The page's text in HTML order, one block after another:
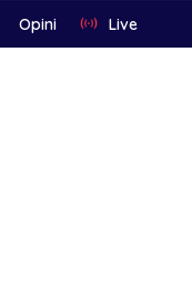
Opini Live